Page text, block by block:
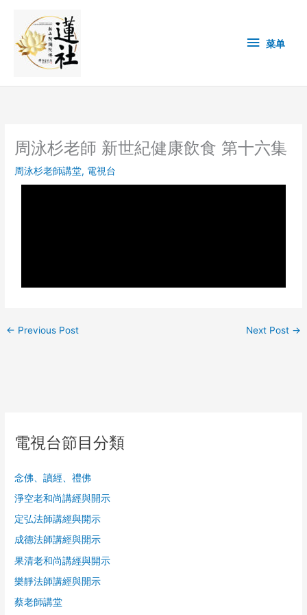
content
单 菜单
周泳杉老師 新世紀健康飲食 第十六集
周泳杉老師講堂, 電視台
← Previous Post Next Post →
電視台節目分類
念佛、讀經、禮佛
淨空老和尚講經與開示
定弘法師講經與開示
成德法師講經與開示
果清老和尚講經與開示
樂靜法師講經與開示
蔡老師講堂